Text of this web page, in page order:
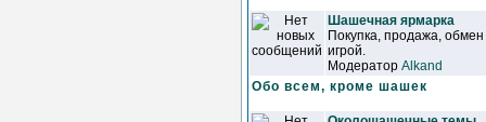
Шашечная ярмарка
Покупка, продажа,
игрой.
Модератор Alkand
Обо всем, кроме шашек